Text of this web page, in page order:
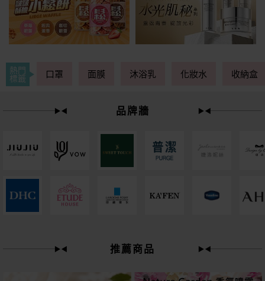
熱門
標籤
口罩 面膜 沐浴乳 化妝水 收納盒
品牌牆
推薦商品